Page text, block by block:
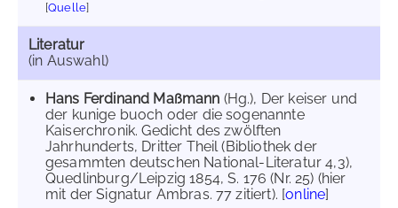
[Quelle]
Literatur
(in Auswahl)
Hans Ferdinand Maßmann (Hg.), Der keiser und
der kunige buoch oder die sogenannte
Kaiserchronik. Gedicht des zwölften
Jahrhunderts, Dritter Theil (Bibliothek der
gesammten deutschen National-Literatur 4,3),
Quedlinburg/Leipzig 1854, S. 176 (Nr. 25) (hier
mit der Signatur Ambras. 77 zitiert). [online]